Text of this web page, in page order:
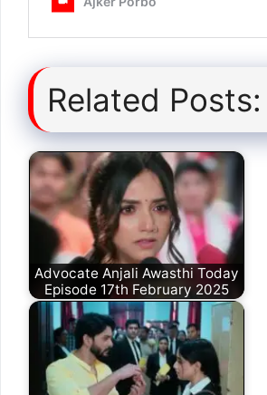
Related Posts:
Advocate Anjali Awasthi Today
Episode 17th February 2025